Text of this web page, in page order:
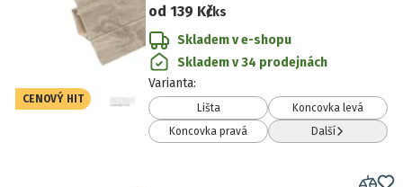
CENOVÝ HIT
od 139 Kč/ks
Skladem v e-shopu
Skladem v 34 prodejnách
Varianta:
Lišta
Koncovka levá
Koncovka pravá
Další